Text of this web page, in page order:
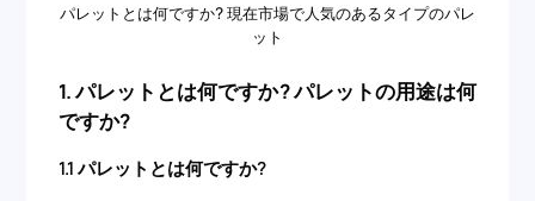
パレットとは何ですか? 現在市場で人気のあるタイプのパレ
ット
1. パレットとは何ですか? パレットの用途は何
ですか?
1.1 パレットとは何ですか?